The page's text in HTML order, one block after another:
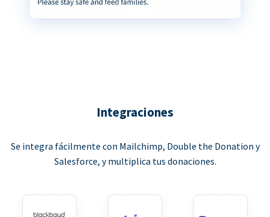
Integraciones
Se integra fácilmente con Mailchimp, Double the Donation y
Salesforce, y multiplica tus donaciones.